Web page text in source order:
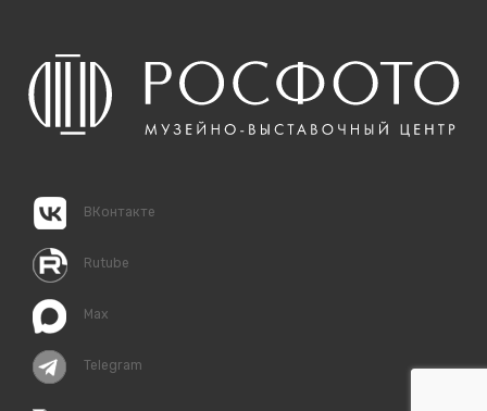
ВКонтакте
Rutube
Max
Telegram